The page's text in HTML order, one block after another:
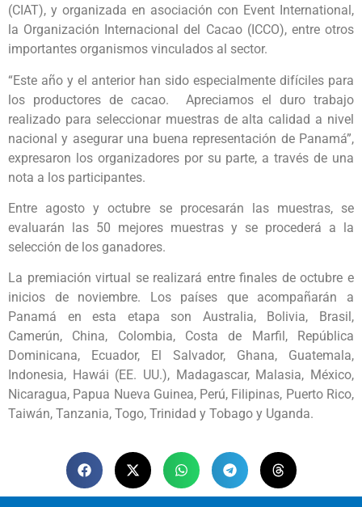
(CIAT), y organizada en asociación con Event International,
la Organización Internacional del Cacao (ICCO), entre otros
importantes organismos vinculados al sector.
“Este año y el anterior han sido especialmente difíciles para
los productores de cacao. Apreciamos el duro trabajo
realizado para seleccionar muestras de alta calidad a nivel
nacional y asegurar una buena representación de Panamá”,
expresaron los organizadores por su parte, a través de una
nota a los participantes.
Entre agosto y octubre se procesarán las muestras, se
evaluarán las 50 mejores muestras y se procederá a la
selección de los ganadores.
La premiación virtual se realizará entre finales de octubre e
inicios de noviembre. Los países que acompañarán a
Panamá en esta etapa son Australia, Bolivia, Brasil,
Camerún, China, Colombia, Costa de Marfil, República
Dominicana, Ecuador, El Salvador, Ghana, Guatemala,
Indonesia, Hawái (EE. UU.), Madagascar, Malasia, México,
Nicaragua, Papua Nueva Guinea, Perú, Filipinas, Puerto Rico,
Taiwán, Tanzania, Togo, Trinidad y Tobago y Uganda.